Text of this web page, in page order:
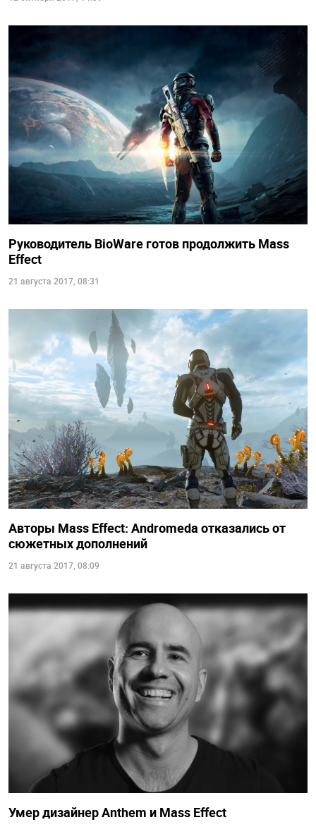
Руководитель BioWare готов продолжить Mass
Effect
21 августа 2017, 08:31
Авторы Mass Effect: Andromeda отказались от
сюжетных дополнений
21 августа 2017, 08:09
Умер дизайнер Anthem и Mass Effect